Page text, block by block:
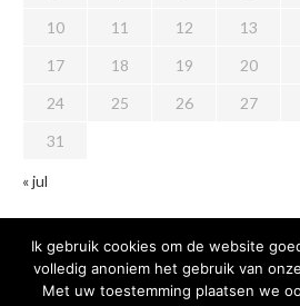
10
11 12 13
17
18 19 20
24
25 26 27
31
« jul
Ik gebruik cookies om de website
volledig anoniem het gebruik van
Met uw toestemming plaatsen we